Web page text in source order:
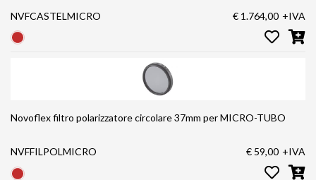
NVFCASTELMICRO € 1.764,00 +IVA
Novoflex filtro polarizzatore circolare 37mm per MICRO-TUBO
NVFFILPOLMICRO € 59,00 +IVA